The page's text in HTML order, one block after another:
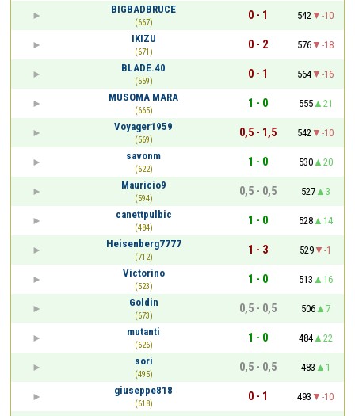
BIGBADBRUCE
(667)
0 - 1 542
-10
IKIZU
(671)
0 - 2 576
-18
BLADE.40
(559)
0 - 1 564
-16
MUSOMA MARA
(665)
1 - 0 555
21
Voyager1959
(569)
0,5 - 1,5 542
-10
savonm
(622)
1 - 0 530
20
Mauricio9
(594)
0,5 - 0,5 527
3
canettpulbic
(484)
1 - 0 528
14
Heisenberg7777
(712)
1 - 3 529
-1
Victorino
(523)
1 - 0 513
16
Goldin
(673)
0,5 - 0,5 506
7
mutanti
(626)
1 - 0 484
22
sori
(495)
0,5 - 0,5 483
1
giuseppe818
(618)
0 - 1 493
-10